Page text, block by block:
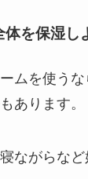
を保湿し
ムを使うな
あります。
ながらな